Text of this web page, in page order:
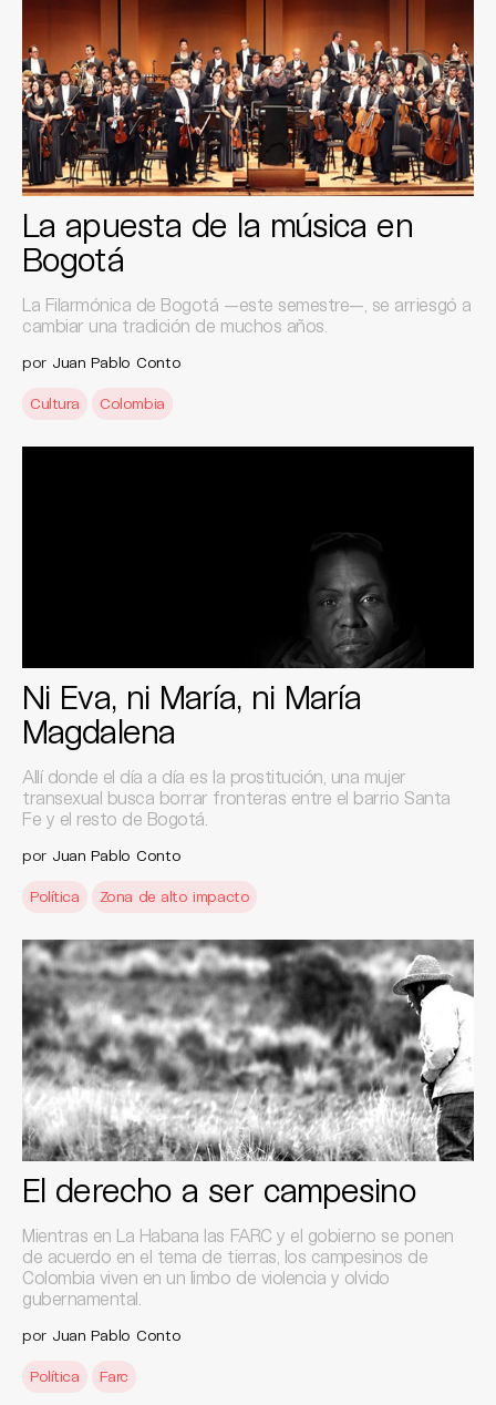
La apuesta de la música en
Bogotá
La Filarmónica de Bogotá —este semestre—, se arriesgó a
cambiar una tradición de muchos años.
por Juan Pablo Conto
Cultura Colombia
Ni Eva, ni María, ni María
Magdalena
Allí donde el día a día es la prostitución, una mujer
transexual busca borrar fronteras entre el barrio Santa
Fe y el resto de Bogotá.
por Juan Pablo Conto
Política Zona de alto impacto
El derecho a ser campesino
Mientras en La Habana las FARC y el gobierno se ponen
de acuerdo en el tema de tierras, los campesinos de
Colombia viven en un limbo de violencia y olvido
gubernamental.
por Juan Pablo Conto
Política Farc